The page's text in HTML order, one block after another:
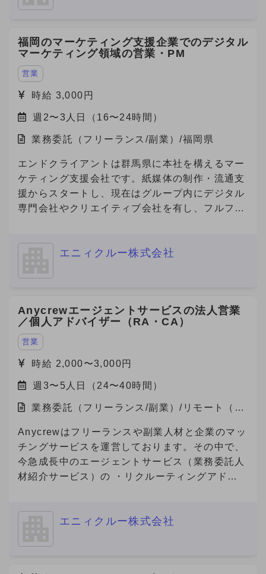
福岡のマーケティング支援企業でのデジタル
マーケティング領域の営業・PM
営業
時給 3,000円
週2〜3人日（16〜24時間）
業務委託（フリーランス/副業）/福岡県
エンドクライアントは群馬県に本社を構えるマー
ケティング支援会社です。紙媒体の制作・流通支
援からスタートし、現在はグループ内にデジタル
専門会社やクリエイティブ会社を有し、フルファ
ケティング領域の営業・提案・実行体制を確立す
されるポジションで、案件提案〜納品ディレクシ
ョンまで幅広く関与でき、事業責任者に近い裁量
を持つことができる案件です。
エニィクルー株式会社
Anycrewエージェントサービスの法人営業
／個人アドバイザー（RA・CA）
営業
時給 2,000〜3,000円
週3〜5人日（24〜40時間）
業務委託（フリーランス/副業）/リモート（在
Anycrewはフリーランスや副業人材と企業のマッ
チングサービスを運営しております。その中で、
今急成長中のエージェントサービス（業務委託人
材紹介サービス）の ・リクルーティングアドバ
を募集しております。
エニィクルー株式会社